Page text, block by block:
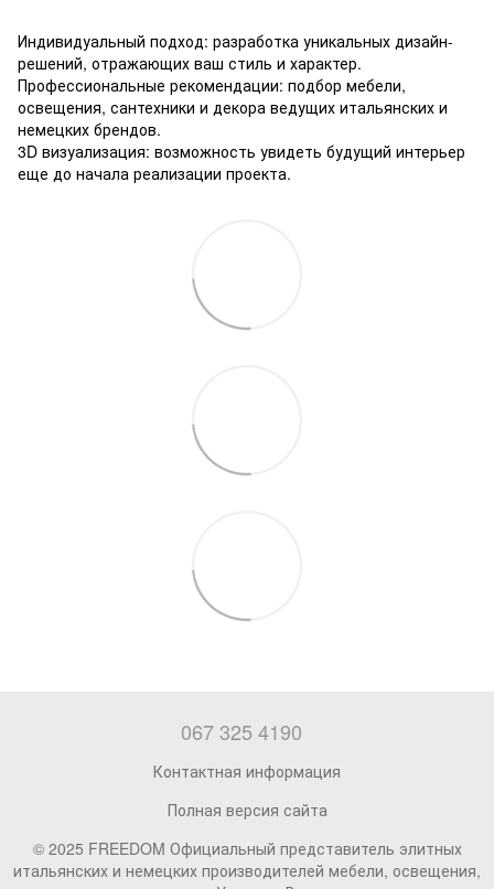
Индивидуальный подход: разработка уникальных дизайн-
решений, отражающих ваш стиль и характер.
Профессиональные рекомендации: подбор мебели,
освещения, сантехники и декора ведущих итальянских и
немецких брендов.
3D визуализация: возможность увидеть будущий интерьер
еще до начала реализации проекта.
067 325 4190
Контактная информация
Полная версия сайта
© 2025 FREEDOM Официальный представитель элитных
итальянских и немецких производителей мебели, освещения,